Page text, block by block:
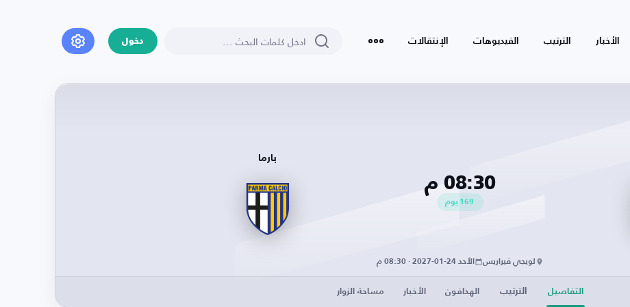
الأخبار الترتيب الفيديوهات الإنتقالات دخول
08:30 م
169 يوم
بارما
لويجي فيراريس الأحد 24-01-2027 · 08:30 م
التفاصيل الترتيب الهدافون الأخبار مساحة الزوار